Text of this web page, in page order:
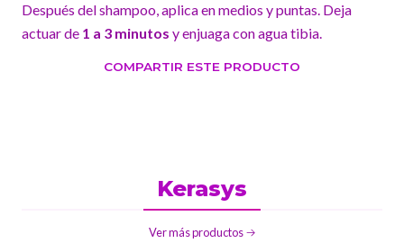
Después del shampoo, aplica en medios y puntas. Deja
actuar de 1 a 3 minutos y enjuaga con agua tibia.
COMPARTIR ESTE PRODUCTO
Kerasys
Ver más productos